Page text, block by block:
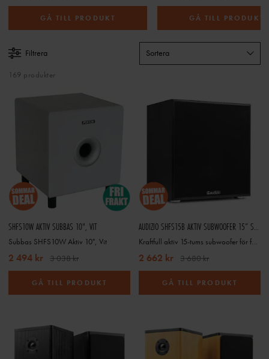
GÅ TILL PRODUKT GÅ TILL PRODUKT
Filtrera Sortera
169 produkter
SHFS10W AKTIV SUBBAS 10", VIT
Subbas SHFS10W Aktiv 10", Vit
2 494 kr 3 038 kr
GÅ TILL PRODUKT
AUDIZIO SHFS15B AKTIV SUBWOOFER 15” SVART
Kraftfull aktiv 15-tums subwoofer för fylligare bas i hemmabio och musiksystem
2 662 kr 3 680 kr
GÅ TILL PRODUKT